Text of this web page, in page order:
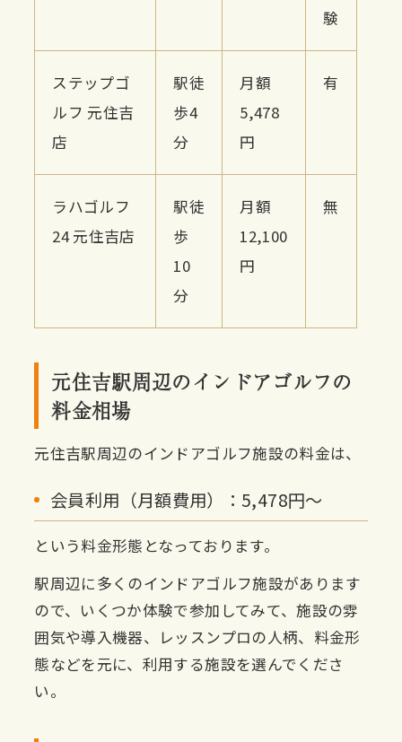
験
ステップゴ
ルフ 元住吉
店
駅徒
歩4
分
月額
5,478
円
有
ラハゴルフ
24 元住吉店
駅徒
歩
10
分
月額
12,100
円
無
元住吉駅周辺のインドアゴルフの
料金相場
元住吉駅周辺のインドアゴルフ施設の料金は、
会員利用（月額費用）：5,478円〜
という料金形態となっております。
駅周辺に多くのインドアゴルフ施設があります
ので、いくつか体験で参加してみて、施設の雰
囲気や導入機器、レッスンプロの人柄、料金形
態などを元に、利用する施設を選んでくださ
い。